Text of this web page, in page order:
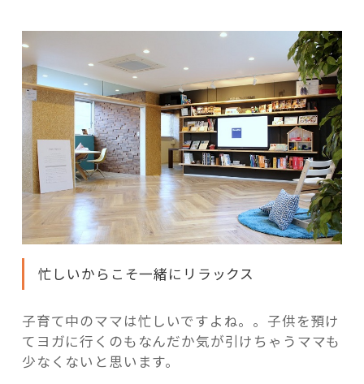
忙しいからこそ一緒にリラックス
子育て中のママは忙しいですよね。。子供を預け
てヨガに行くのもなんだか気が引けちゃうママも
少なくないと思います。